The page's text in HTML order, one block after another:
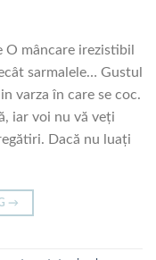
O mâncare irezistibil
sarmalele… Gustul
varza în care se coc.
iar voi nu vă veți
Dacă nu luați
→